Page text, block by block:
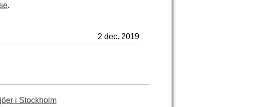
.
2 dec. 2019
i Stockholm